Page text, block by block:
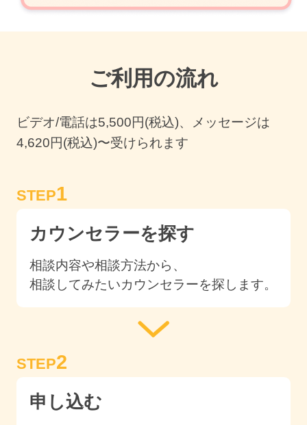
ご利用の流れ
ビデオ/電話は5,500円(税込)、メッセージは
4,620円(税込)〜受けられます
STEP1
カウンセラーを探す
相談内容や相談方法から、
相談してみたいカウンセラーを探します。
STEP2
申し込む